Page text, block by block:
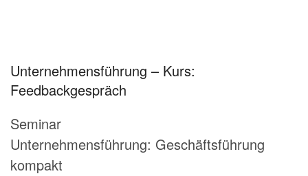
Unternehmensführung – Kurs:
Feedbackgespräch
Seminar
Unternehmensführung: Geschäftsführung
kompakt